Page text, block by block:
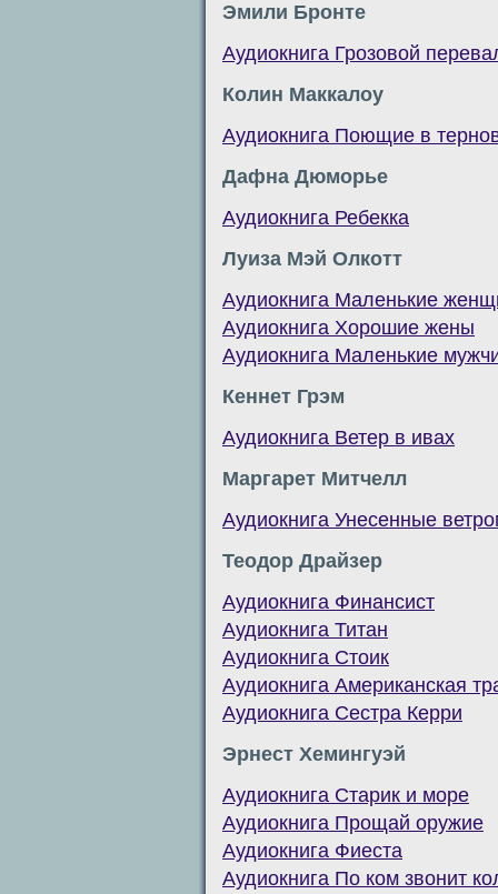
Эмили Бронте
Аудиокнига Грозовой
Колин Маккалоу
Аудиокнига Поющие в
Дафна Дюморье
Аудиокнига Ребекка
Луиза Мэй Олкотт
Аудиокнига Маленькие
Аудиокнига Хорошие жены
Аудиокнига Маленькие
Кеннет Грэм
Аудиокнига Ветер в ивах
Маргарет Митчелл
Аудиокнига Унесенные
Теодор Драйзер
Аудиокнига Финансист
Аудиокнига Титан
Аудиокнига Стоик
Аудиокнига Американская
Аудиокнига Сестра Керри
Эрнест Хемингуэй
Аудиокнига Старик и море
Аудиокнига Прощай оружие
Аудиокнига Фиеста
Аудиокнига По ком звонит